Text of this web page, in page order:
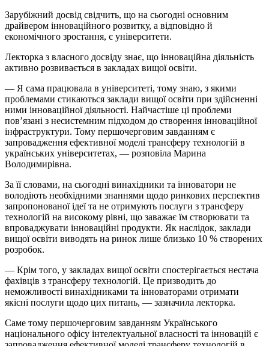
Зарубіжний досвід свідчить, що на сьогодні основним
драйвером інноваційного розвитку, а відповідно й
економічного зростання, є університети.
Лекторка з власного досвіду знає, що інноваційна діяльність
активно розвивається в закладах вищої освіти.
— Я сама працювала в університеті, тому знаю, з якими
проблемами стикаються заклади вищої освіти при здійсненні
ними інноваційної діяльності. Найчастіше ці проблеми
пов’язані з несистемним підходом до створення інноваційної
інфраструктури. Тому першочерговим завданням є
запровадження ефективної моделі трансферу технологій в
українських університетах, — розповіла Марина
Володимирівна.
За її словами, на сьогодні винахідники та інноватори не
володіють необхідними знаннями щодо ринкових перспектив
запропонованої ідеї та не отримують послуги з трансферу
технологій на високому рівні, що заважає їм створювати та
впроваджувати інноваційні продукти. Як наслідок, заклади
вищої освіти виводять на ринок лише близько 10 % створених
розробок.
— Крім того, у закладах вищої освіти спостерігається нестача
фахівців з трансферу технологій. Це призводить до
неможливості винахідниками та інноваторами отримати
якісні послуги щодо цих питань, — зазначила лекторка.
Саме тому першочерговим завданням Українського
національного офісу інтелектуальної власності та інновацій є